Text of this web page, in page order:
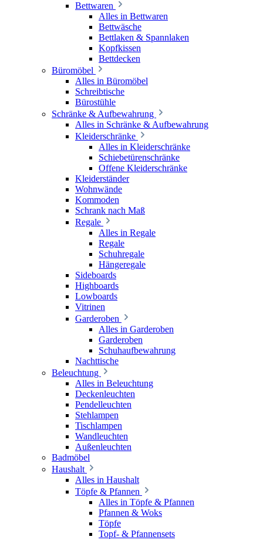
Bettwaren
Alles in Bettwaren
Bettwäsche
Bettlaken & Spannlaken
Kopfkissen
Bettdecken
Büromöbel
Alles in Büromöbel
Schreibtische
Bürostühle
Schränke & Aufbewahrung
Alles in Schränke & Aufbewahrung
Kleiderschränke
Alles in Kleiderschränke
Schiebetürenschränke
Offene Kleiderschränke
Kleiderständer
Wohnwände
Kommoden
Schrank nach Maß
Regale
Alles in Regale
Regale
Schuhregale
Hängeregale
Sideboards
Highboards
Lowboards
Vitrinen
Garderoben
Alles in Garderoben
Garderoben
Schuhaufbewahrung
Nachttische
Beleuchtung
Alles in Beleuchtung
Deckenleuchten
Pendelleuchten
Stehlampen
Tischlampen
Wandleuchten
Außenleuchten
Badmöbel
Haushalt
Alles in Haushalt
Töpfe & Pfannen
Alles in Töpfe & Pfannen
Pfannen & Woks
Töpfe
Topf- & Pfannensets